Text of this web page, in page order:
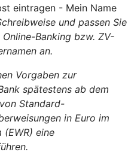
eintragen - Mein Name
und passen Sie
Banking bzw. ZV-
an.
Vorgaben zur
spätestens ab dem
Standard-
in Euro im
eine